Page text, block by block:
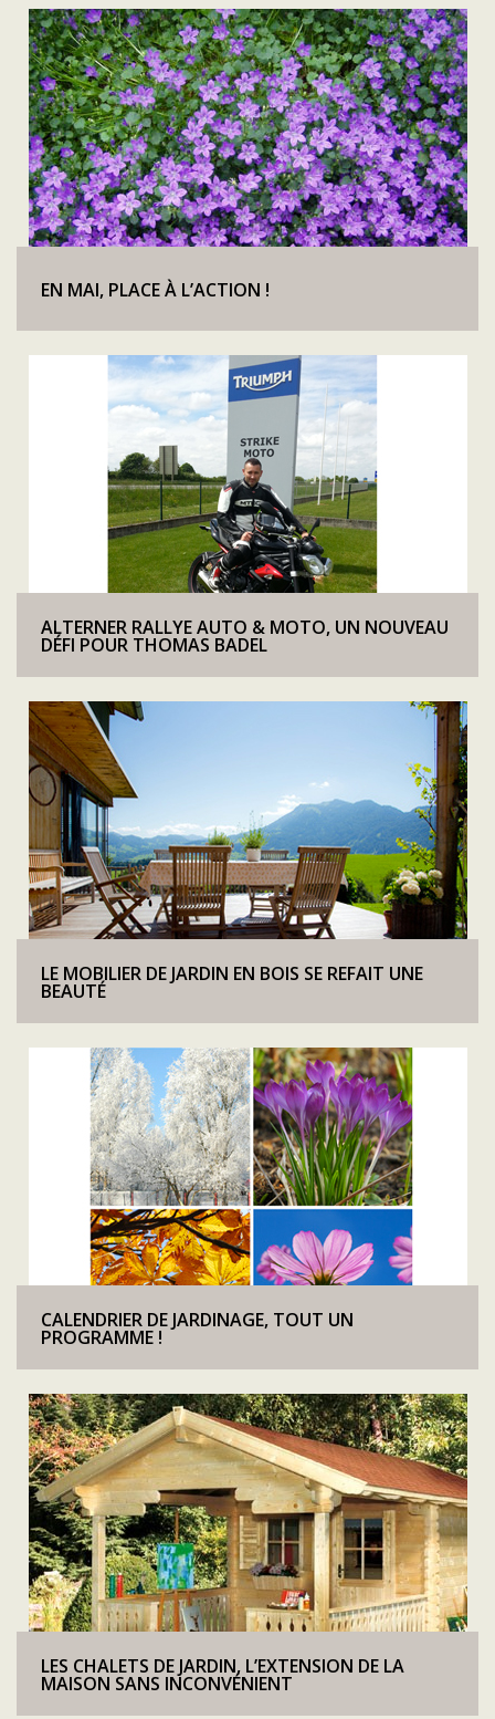
EN MAI, PLACE À L’ACTION !
ALTERNER RALLYE AUTO & MOTO, UN NOUVEAU
DÉFI POUR THOMAS BADEL
LE MOBILIER DE JARDIN EN BOIS SE REFAIT UNE
BEAUTÉ
CALENDRIER DE JARDINAGE, TOUT UN
PROGRAMME !
LES CHALETS DE JARDIN, L’EXTENSION DE LA
MAISON SANS INCONVÉNIENT